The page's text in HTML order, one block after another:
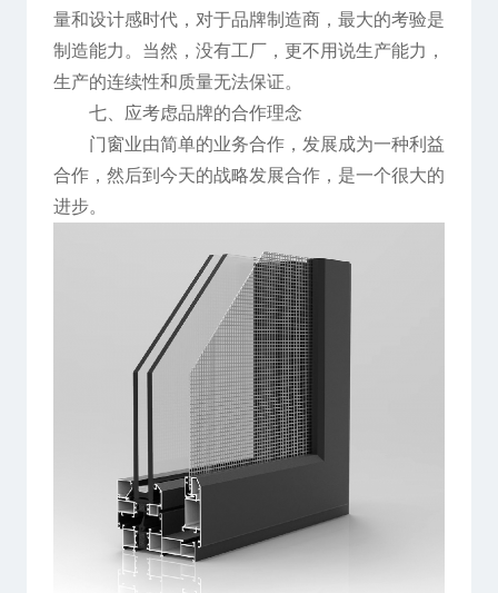
量和设计感时代，对于品牌制造商，最大的考验是
制造能力。当然，没有工厂，更不用说生产能力，
生产的连续性和质量无法保证。
七、应考虑品牌的合作理念
门窗业由简单的业务合作，发展成为一种利益
合作，然后到今天的战略发展合作，是一个很大的
进步。